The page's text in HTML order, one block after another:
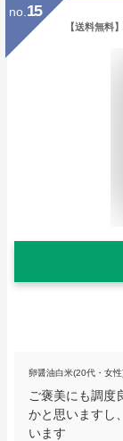
no. 15
卵醤油白米(20代・女性
ご褒美にも調度
かと思いますし
います